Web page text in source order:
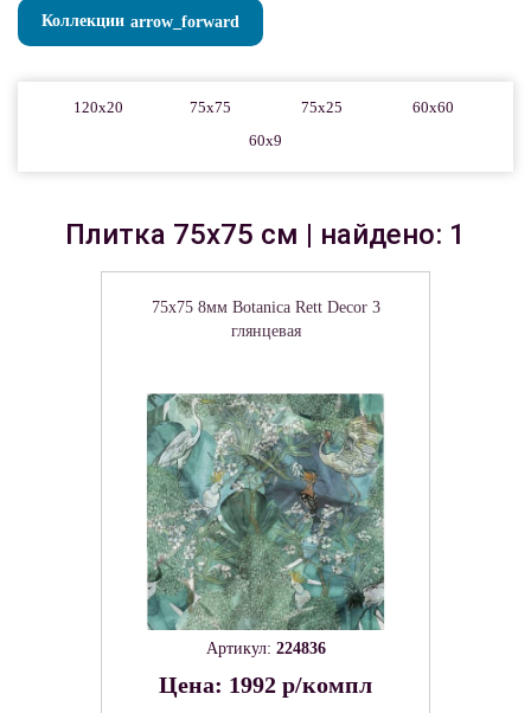
Коллекции
120x20 75x75 75x25
60x60
60x9
Плитка 75x75 см | найдено: 1
75x75 8мм Botanica Rett Decor 3
глянцевая
Артикул: 224836
Цена: 1992 р/компл